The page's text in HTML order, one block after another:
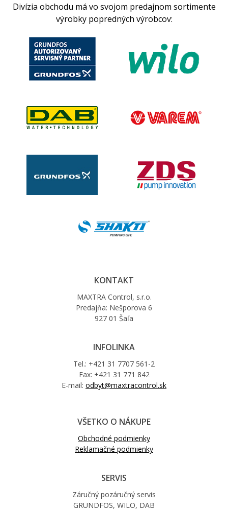
Divízia obchodu má vo svojom predajnom sortimente
výrobky popredných výrobcov:
KONTAKT
MAXTRA Control, s.r.o.
Predajňa: Nešporova 6
927 01 Šaľa
INFOLINKA
Tel.: +421 31 7707 561-2
Fax: +421 31 771 842
E-mail: odbyt@maxtracontrol.sk
VŠETKO O NÁKUPE
Obchodné podmienky
Reklamačné podmienky
SERVIS
Záručný pozáručný servis
GRUNDFOS, WILO, DAB